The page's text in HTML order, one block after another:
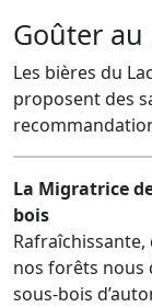
Goûter au
Les bières du
proposent des
La Migratrice
bois
nos forêts nous
sous-bois